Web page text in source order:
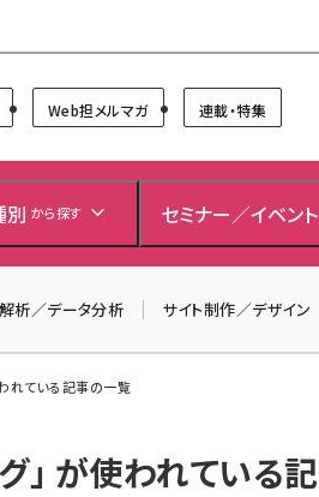
Web担メルマガ 連載・特集
別 から探す セミナー／イベント
析／データ分析 サイト制作／デザイン
われている記事の一覧
」 が使われている記